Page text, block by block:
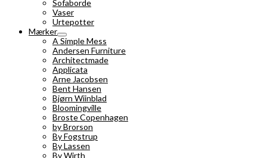
Sofaborde
Vaser
Urtepotter
Mærker
A Simple Mess
Andersen Furniture
Architectmade
Applicata
Arne Jacobsen
Bent Hansen
Bjørn Wiinblad
Bloomingville
Broste Copenhagen
by Brorson
By Fogstrup
By Lassen
By Wirth